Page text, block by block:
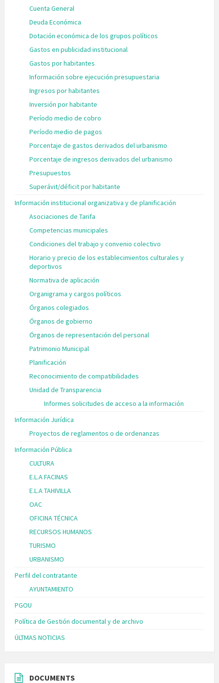
Cuenta General
Deuda Económica
Dotación económica de los grupos políticos
Gastos en publicidad institucional
Gastos por habitantes
Información sobre ejecución presupuestaria
Ingresos por habitantes
Inversión por habitante
Período medio de cobro
Período medio de pagos
Porcentaje de gastos derivados del urbanismo
Porcentaje de ingresos derivados del urbanismo
Presupuestos
Superávit/déficit por habitante
Información institucional organizativa y de planificación
Asociaciones de Tarifa
Competencias municipales
Condiciones del trabajo y convenio colectivo
Horario y precio de los establecimientos culturales y
deportivos
Normativa de aplicación
Organigrama y cargos políticos
Órganos colegiados
Órganos de gobierno
Órganos de representación del personal
Patrimonio Municipal
Planificación
Reconocimiento de compatibilidades
Unidad de Transparencia
Informes solicitudes de acceso a la información
Información Jurídica
Proyectos de reglamentos o de ordenanzas
Información Pública
CULTURA
E.L.A FACINAS
E.L.A TAHIVILLA
OAC
OFICINA TÉCNICA
RECURSOS HUMANOS
TURISMO
URBANISMO
Perfil del contratante
AYUNTAMIENTO
PGOU
Política de Gestión documental y de archivo
ÚLTMAS NOTICIAS
DOCUMENTS